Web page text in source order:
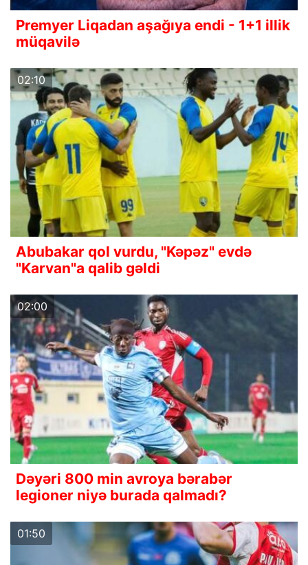
Premyer Liqadan aşağıya endi - 1+1 illik
müqavilə
02:10
Abubakar qol vurdu, "Kəpəz" evdə
"Karvan"a qalib gəldi
02:00
Dəyəri 800 min avroya bərabər
legioner niyə burada qalmadı?
01:50